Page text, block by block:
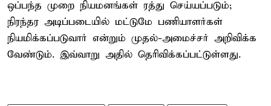
ஒப்பந்த முறை நியமனங்கள் ரத்து செய்யப்படும்;
நிரந்தர அடிப்படையில் மட்டுமே பணியாளர்கள்
நியமிக்கப்படுவார் என்றும் முதல்-அமைச்சர் அறிவிக்க
வேண்டும். இவ்வாறு அதில் தெரிவிக்கப்பட்டுள்ளது.